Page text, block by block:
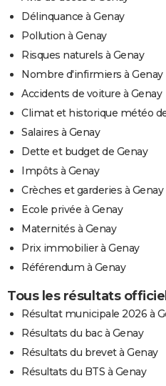
Délinquance à Genay
Pollution à Genay
Risques naturels à Genay
Nombre d'infirmiers à Genay
Accidents de voiture à Genay
Climat et historique météo
Salaires à Genay
Dette et budget de Genay
Impôts à Genay
Crèches et garderies à Genay
Ecole privée à Genay
Maternités à Genay
Prix immobilier à Genay
Référendum à Genay
Tous les résultats
Résultat municipale 2026 à
Résultats du bac à Genay
Résultats du brevet à Genay
Résultats du BTS à Genay